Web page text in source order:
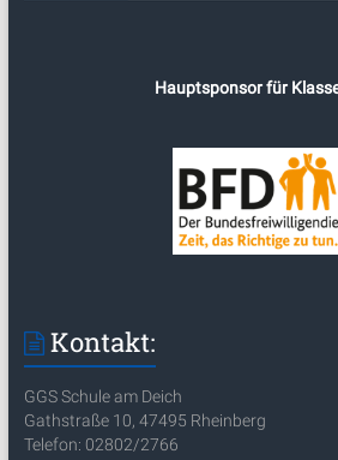
Hauptsponsor für
Kontakt:
GGS Schule am Deich
Gathstraße 10, 47495 Rheinberg
Telefon: 02802/2766